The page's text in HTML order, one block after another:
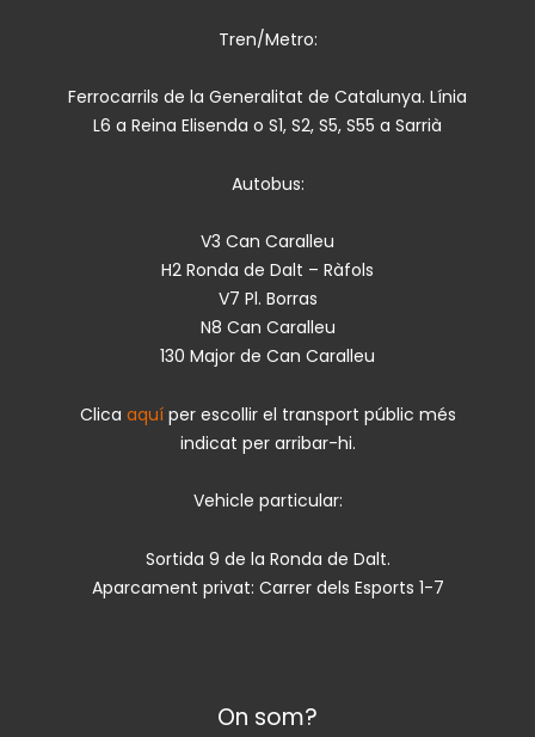
Tren/Metro:
Ferrocarrils de la Generalitat de Catalunya. Línia
L6 a Reina Elisenda o S1, S2, S5, S55 a Sarrià
Autobus:
V3 Can Caralleu
H2 Ronda de Dalt – Ràfols
V7 Pl. Borras
N8 Can Caralleu
130 Major de Can Caralleu
Clica aquí per escollir el transport públic més
indicat per arribar-hi.
Vehicle particular:
Sortida 9 de la Ronda de Dalt.
Aparcament privat: Carrer dels Esports 1-7
On som?